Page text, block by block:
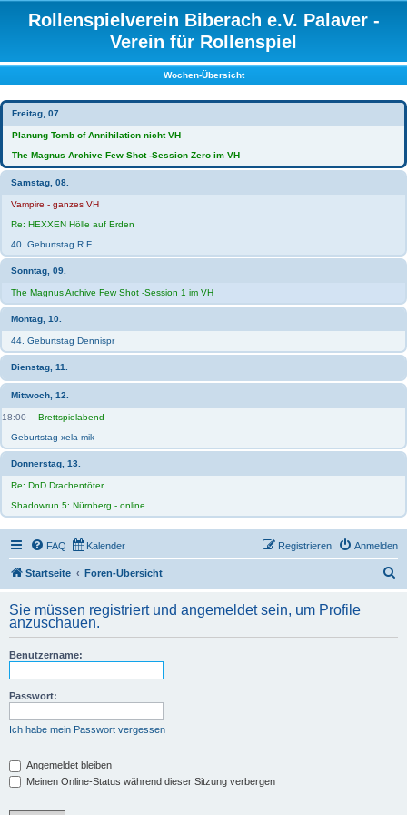
Rollenspielverein Biberach e.V. Palaver -
Verein für Rollenspiel
Wochen-Übersicht
Freitag, 07.
Planung Tomb of Annihilation nicht VH
The Magnus Archive Few Shot -Session Zero im VH
Samstag, 08.
Vampire - ganzes VH
Re: HEXXEN Hölle auf Erden
40. Geburtstag R.F.
Sonntag, 09.
The Magnus Archive Few Shot -Session 1 im VH
Montag, 10.
44. Geburtstag Dennispr
Dienstag, 11.
Mittwoch, 12.
18:00
Brettspielabend
Geburtstag xela-mik
Donnerstag, 13.
Re: DnD Drachentöter
Shadowrun 5: Nürnberg - online
FAQ Kalender Anmelden
Registrieren
Startseite Foren-Übersicht
h
Sie müssen registriert und angemeldet sein, um Profile
anzuschauen.
Benutzername:
Passwort:
Ich habe mein Passwort vergessen
Angemeldet bleiben
Meinen Online-Status während dieser Sitzung verbergen